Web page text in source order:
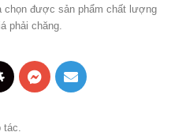
được sản phẩm chất lượng
phải chăng.
ThreadsMessenger
Mail
tác.